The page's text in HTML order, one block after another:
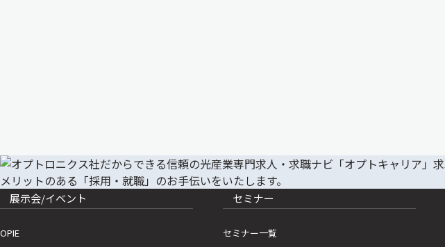
展示会/イベント
OPIE
セミナー
セミナー一覧